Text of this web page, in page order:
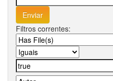
Filtros correntes: